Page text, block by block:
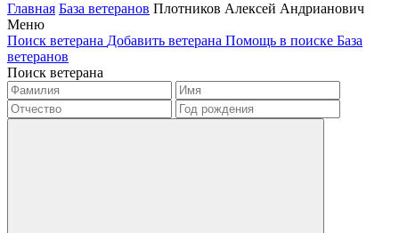
Главная База ветеранов Плотников Алексей Андрианович
Меню
Поиск ветерана Добавить ветерана Помощь в поиске База
ветеранов
Поиск ветерана